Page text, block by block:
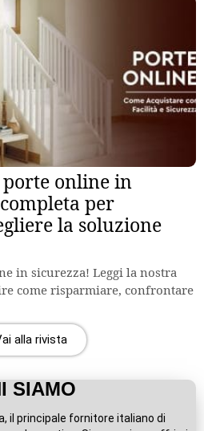
porte online in
per
la soluzione
in sicurezza! Leggi la nostra
come risparmiare, confrontare
alla rivista
SIAMO
il principale fornitore italiano di